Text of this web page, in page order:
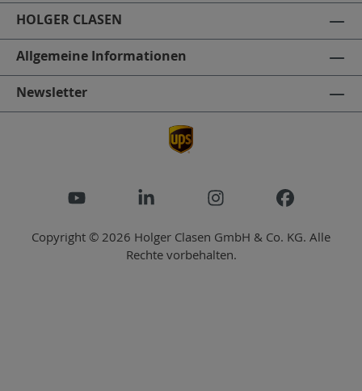
HOLGER CLASEN
Allgemeine Informationen
Newsletter
Copyright © 2026 Holger Clasen GmbH & Co. KG. Alle
Rechte vorbehalten.